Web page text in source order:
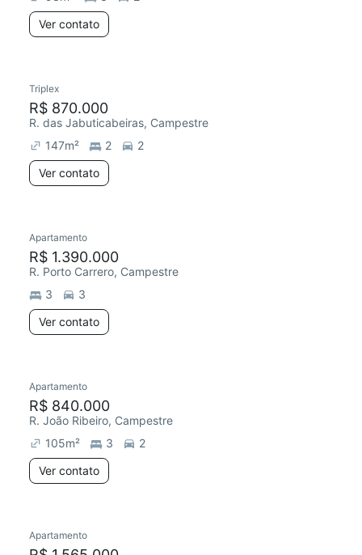
Ver contato
Triplex
R$ 870.000
R. das Jabuticabeiras, Campestre
147m² 2
2
Ver contato
Apartamento
R$ 1.390.000
R. Porto Carrero, Campestre
3
3
Ver contato
Apartamento
R$ 840.000
R. João Ribeiro, Campestre
105m² 3
2
Ver contato
Apartamento